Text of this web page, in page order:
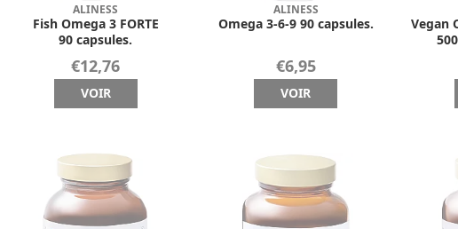
ALINESS
Fish Omega 3 FORTE
90 capsules.
€12,76
VOIR
ALINESS
Omega 3-6-9 90 capsules.
€6,95
VOIR
Vegan